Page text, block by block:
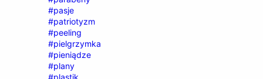
#pasje
#patriotyzm
#peeling
#pielgrzymka
#pieniądze
#plany
#plastik